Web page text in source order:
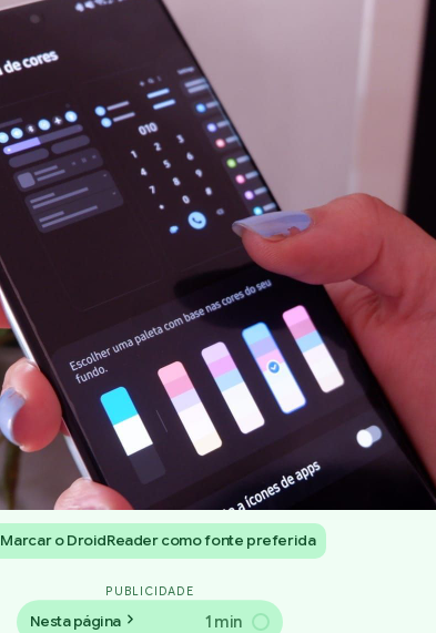
Marcar o DroidReader como fonte preferida
PUBLICIDADE
Nesta página 1 min